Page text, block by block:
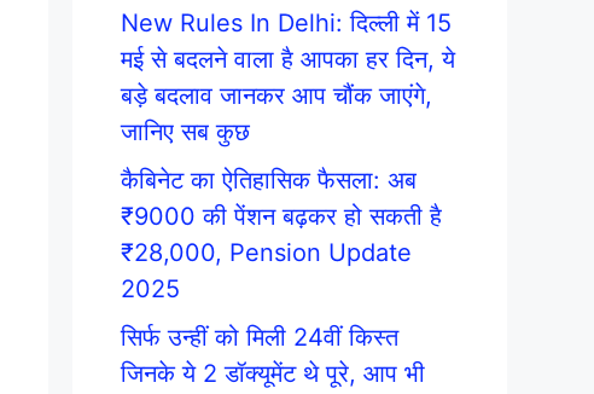
New Rules In Delhi: दिल्ली में 15
मई से बदलने वाला है आपका हर दिन, ये
बड़े बदलाव जानकर आप चौंक जाएंगे,
जानिए सब कुछ
कैबिनेट का ऐतिहासिक फैसला: अब
₹9000 की पेंशन बढ़कर हो सकती है
₹28,000, Pension Update
2025
सिर्फ उन्हीं को मिली 24वीं किस्त
जिनके ये 2 डॉक्यूमेंट थे पूरे, आप भी